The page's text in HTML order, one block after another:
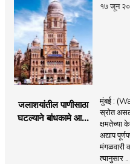
१७ जून
जलाशयांतील पाणीसाठा
घटल्याने बांधकामे आणि
मुंबई :
स्रोत
क्षमतेच्या
अद्याप
मंगळवारी
त्यानुसार ..